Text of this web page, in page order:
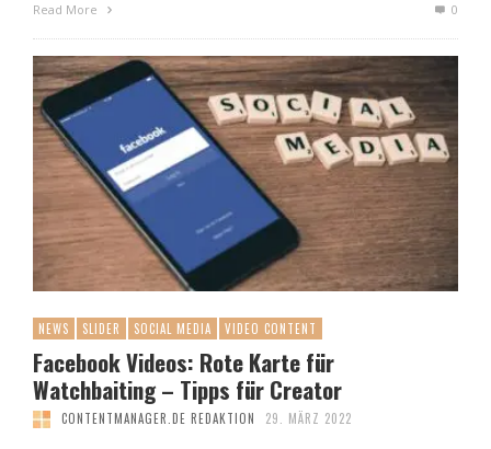
Read More 0
NEWS SLIDER SOCIAL MEDIA VIDEO CONTENT
Facebook Videos: Rote Karte für
Watchbaiting – Tipps für Creator
CONTENTMANAGER.DE REDAKTION 29. MÄRZ 2022